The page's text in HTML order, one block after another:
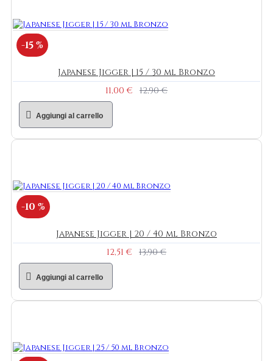
-15 %
Japanese Jigger | 15 / 30 ml Bronzo
11,00 €
12,90 €
Aggiungi al carrello
-10 %
Japanese Jigger | 20 / 40 ml Bronzo
12,51 €
13,90 €
Aggiungi al carrello